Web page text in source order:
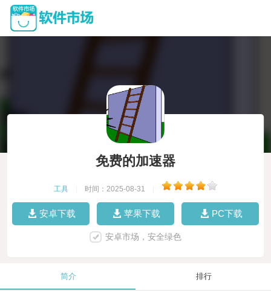
免费的加速器
工具 时间：2025-08-31
安卓下载 苹果下载 PC下载
安卓市场，安全绿色
简介 排行